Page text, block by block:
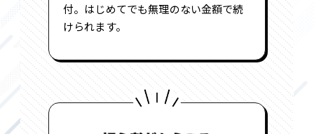
付。はじめてでも無理のない金額で続
けられます。